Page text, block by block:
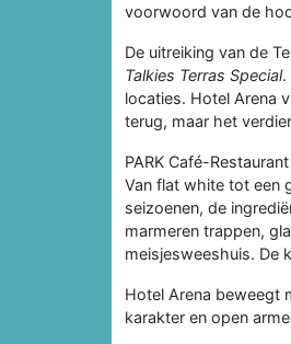
voorwoord van de
De uitreiking van de
Talkies Terras Special.
locaties. Hotel Arena
terug, maar het
PARK Café-
Van flat white tot een
seizoenen, de
marmeren trappen,
meisjesweeshuis. De
Hotel Arena beweegt
karakter en open